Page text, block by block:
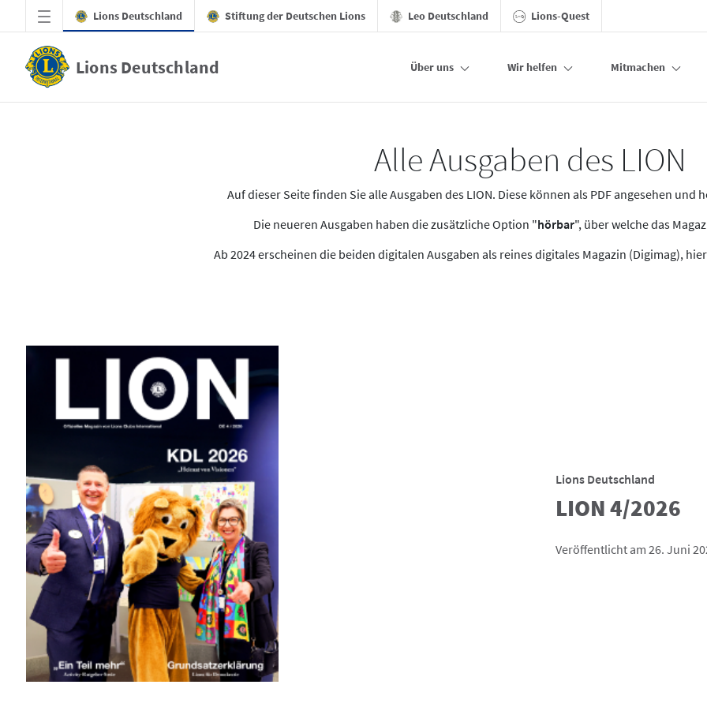
Zum Hauptinhalt springen
Lions Deutschland Stiftung der Deutschen Lions Leo Deutschland Lions-Quest
Lions Deutschland Über uns Wir helfen Mitmachen
Alle Ausgaben des LION
Auf dieser Seite finden Sie alle Ausgaben des LION. Diese können als PDF angesehen und
Die neueren Ausgaben haben die zusätzliche Option "hörbar", über welche das
Ab 2024 erscheinen die beiden digitalen Ausgaben als reines digitales Magazin (Digimag),
Lions Deutschland
LION 4/2026
Veröffentlicht am 26. Juni